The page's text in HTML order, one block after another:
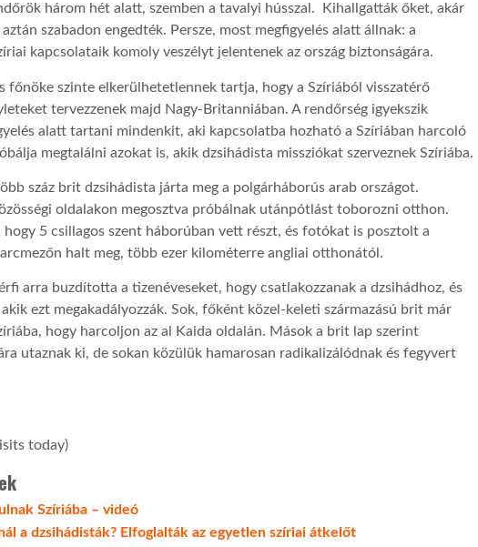
három hét alatt, szemben a tavalyi hússzal. Kihallgatták őket, akár
szabadon engedték. Persze, most megfigyelés alatt állnak: a
kapcsolataik komoly veszélyt jelentenek az ország biztonságára.
főnöke szinte elkerülhetetlennek tartja, hogy a Szíriából visszatérő
tervezzenek majd Nagy-Britanniában. A rendőrség igyekszik
alatt tartani mindenkit, aki kapcsolatba hozható a Szíriában harcoló
megtalálni azokat is, akik dzsihádista missziókat szerveznek Szíriába.
száz brit dzsihádista járta meg a polgárháborús arab országot.
oldalakon megosztva próbálnak utánpótlást toborozni otthon.
hogy 5 csillagos szent háborúban vett részt, és fotókat is posztolt a
halt meg, több ezer kilométerre angliai otthonától.
arra buzdította a tizenéveseket, hogy csatlakozzanak a dzsihádhoz, és
ezt megakadályozzák. Sok, főként közel-keleti származású brit már
hogy harcoljon az al Kaida oldalán. Mások a brit lap szerint
utaznak ki, de sokan közülük hamarosan radikalizálódnak és fegyvert
today)
Szíriába – videó
a dzsihádisták? Elfoglalták az egyetlen szíriai átkelőt